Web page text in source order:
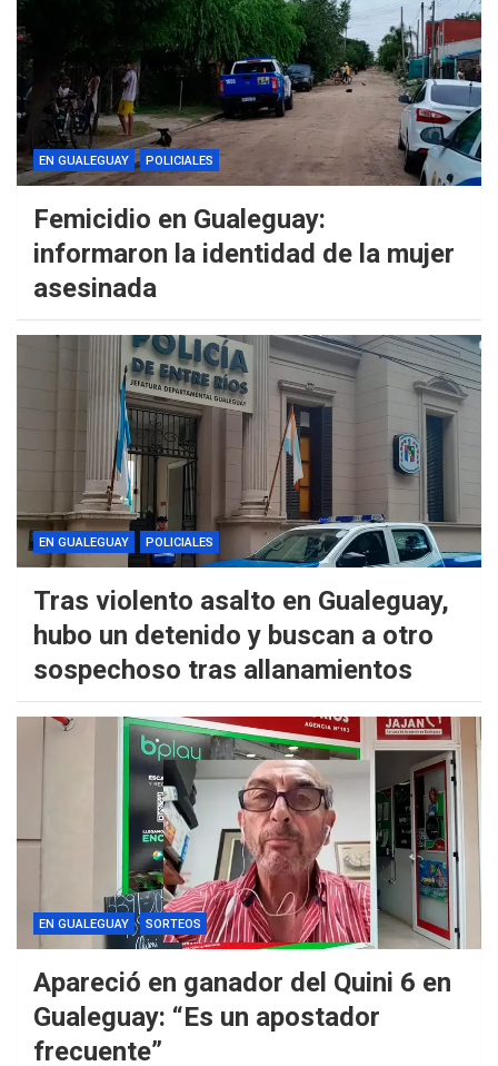
EN GUALEGUAY POLICIALES
Femicidio en Gualeguay:
informaron la identidad de la mujer
asesinada
EN GUALEGUAY POLICIALES
Tras violento asalto en Gualeguay,
hubo un detenido y buscan a otro
sospechoso tras allanamientos
EN GUALEGUAY SORTEOS
Apareció en ganador del Quini 6 en
Gualeguay: “Es un apostador
frecuente”